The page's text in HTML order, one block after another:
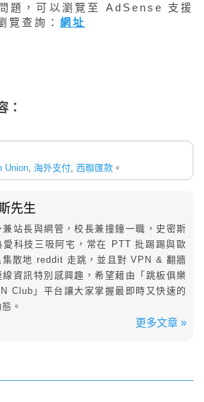
題，可以瀏覽至 AdSense 支援
覽查詢： 網址
：
Union, 海外支付, 西聯匯款 。
先生
兼站長與網管，校長兼撞鐘一職，史密斯
愛科技三吸阿宅，常在 PTT 批踢踢與歐
集散地 reddit 走跳，並且對 VPN & 翻牆
線資訊特別感興趣，希望藉由「跳板俱樂
Club」平台讓大家掌握最即時又快速的
。
更多文章 »